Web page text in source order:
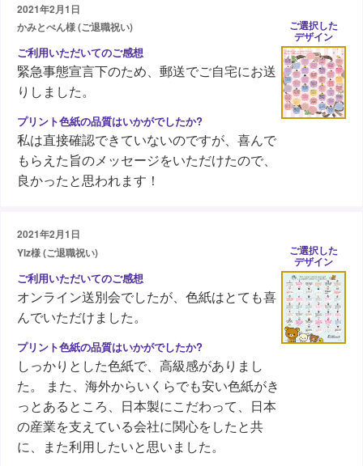
2021年2月1日
かみとぺん様 (ご退職祝い)
緊急事態宣言下のため、郵送でご自宅にお送
りしました。
私は直接確認できていないのですが、喜んで
もらえた旨のメッセージをいただけたので、
良かったと思われます！
ご選択した
デザイン
2021年2月1日
Ylz様 (ご退職祝い)
オンライン送別会でしたが、色紙はとても喜
んでいただけました。
しっかりとした色紙で、高級感がありまし
た。 また、海外からいくらでも安い色紙がき
っとあるところ、日本製にこだわって、日本
の産業を支えている会社に関心をしたと共
に、また利用したいと思いました。
ご選択した
デザイン